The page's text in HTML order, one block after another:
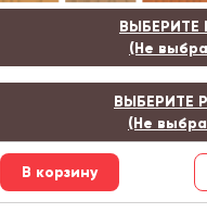
ВЫБЕРИТЕ
(Не
ВЫБЕРИТЕ
(Не